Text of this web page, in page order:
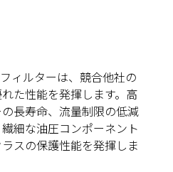
ィルターは、競合他社の
た性能を発揮します。高
長寿命、流量制限の低減
細な油圧コンポーネント
スの保護性能を発揮しま